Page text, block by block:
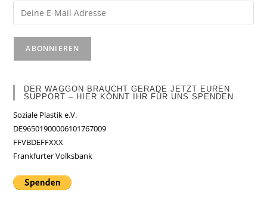
DER WAGGON BRAUCHT GERADE JETZT EUREN
SUPPORT – HIER KÖNNT IHR FÜR UNS SPENDEN
Soziale Plastik e.V.
DE96501900006101767009
FFVBDEFFXXX
Frankfurter Volksbank